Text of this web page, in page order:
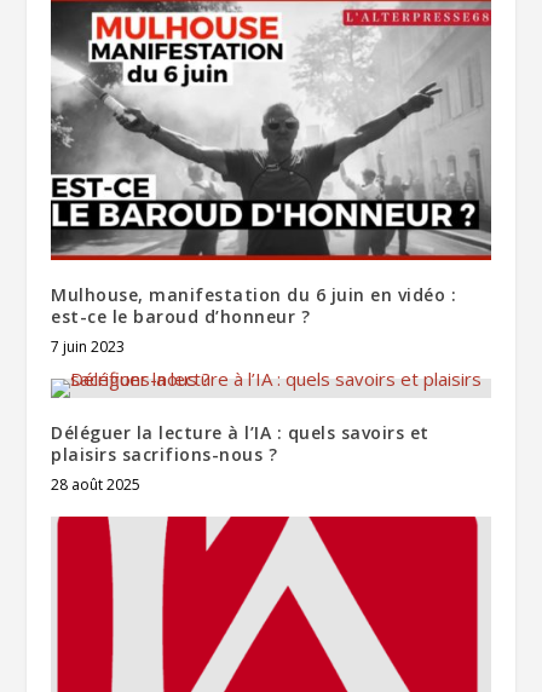
Mulhouse, manifestation du 6 juin en vidéo :
est-ce le baroud d’honneur ?
7 juin 2023
Déléguer la lecture à l’IA : quels savoirs et
plaisirs sacrifions-nous ?
28 août 2025